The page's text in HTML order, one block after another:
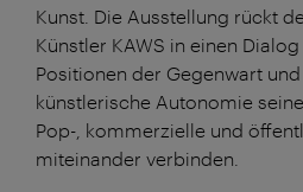
Kunst. Die Ausstellung rückt
Künstler KAWS in einen
Positionen der Gegenwart
künstlerische Autonomie
Pop-, kommerzielle und
miteinander verbinden.